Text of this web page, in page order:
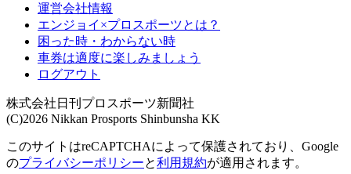
運営会社情報
エンジョイ×プロスポーツとは？
困った時・わからない時
車券は適度に楽しみましょう
ログアウト
株式会社日刊プロスポーツ新聞社
(C)2026 Nikkan Prosports Shinbunsha KK
このサイトはreCAPTCHAによって保護されており、Google
のプライバシーポリシーと利用規約が適用されます。